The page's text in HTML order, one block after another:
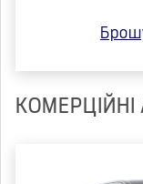
КОМЕРЦІЙНІ